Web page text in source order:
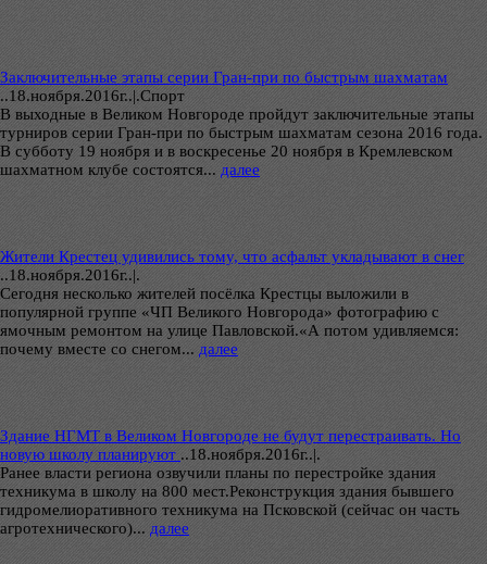
Заключительные этапы серии Гран-при по быстрым шахматам
..18.ноября.2016г..|.Спорт
В выходные в Великом Новгороде пройдут заключительные этапы
турниров серии Гран-при по быстрым шахматам сезона 2016 года.
В субботу 19 ноября и в воскресенье 20 ноября в Кремлевском
шахматном клубе состоятся... далее
Жители Крестец удивились тому, что асфальт укладывают в снег
..18.ноября.2016г..|.
Сегодня несколько жителей посёлка Крестцы выложили в
популярной группе «ЧП Великого Новгорода» фотографию с
ямочным ремонтом на улице Павловской.«А потом удивляемся:
почему вместе со снегом... далее
Здание НГМТ в Великом Новгороде не будут перестраивать. Но
новую школу планируют ..18.ноября.2016г..|.
Ранее власти региона озвучили планы по перестройке здания
техникума в школу на 800 мест.Реконструкция здания бывшего
гидромелиоративного техникума на Псковской (сейчас он часть
агротехнического)... далее